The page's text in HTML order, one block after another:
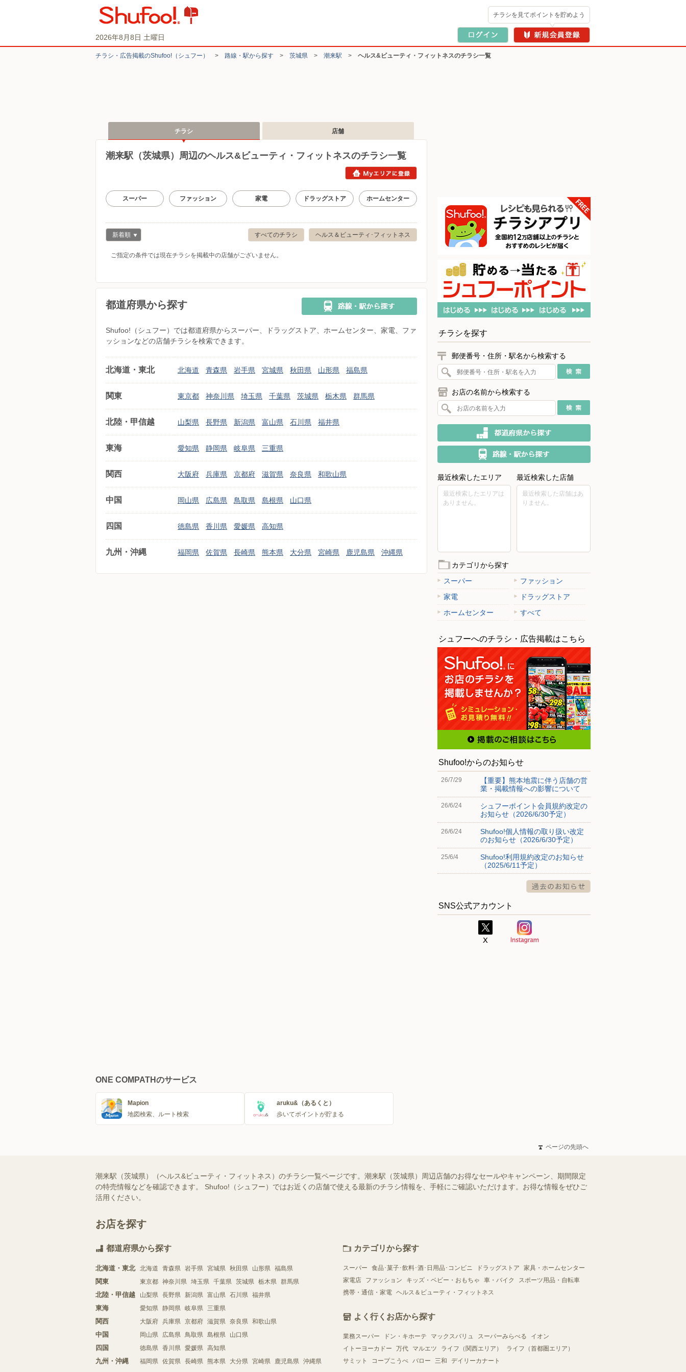
2026年8月8日 土曜日
チラシを見てポイントを貯めよう
チラシ・​広告掲載の​Shufoo!​（シュフー） > 路線・駅から探す > 茨城県 > 潮来駅 > ヘルス&ビューティ・フィットネスのチラシ一覧
チラシ 店舗
潮来駅（茨城県）周辺のヘルス&ビューティ・フィットネスのチラシ一覧
スーパー ファッション 家電 ドラッグストア ホームセンター
ヘルス＆ビューティ･フィットネス
すべてのチラシ
新着順
ご指定の条件では現在チラシを掲載中の店舗がございません。
都道府県から探す
Shufoo!（シュフー）では都道府県からスーパー、ドラッグストア、ホームセンター、家電、ファ
ッションなどの店舗チラシを検索できます。
北海道・東北 北海道 青森県 岩手県 宮城県 秋田県 山形県 福島県
関東 東京都 神奈川県 埼玉県 千葉県 茨城県 栃木県 群馬県
北陸・甲信越 山梨県 長野県 新潟県 富山県 石川県 福井県
東海 愛知県 静岡県 岐阜県 三重県
関西 大阪府 兵庫県 京都府 滋賀県 奈良県 和歌山県
中国 岡山県 広島県 鳥取県 島根県 山口県
四国 徳島県 香川県 愛媛県 高知県
九州・沖縄 福岡県 佐賀県 長崎県 熊本県 大分県 宮崎県 鹿児島県 沖縄県
チラシを探す
郵便番号・住所・駅名から検索する
お店の名前から検索する
最近検索したエリア
最近検索したエリアは
ありません。
最近検索した店舗
最近検索した店舗はあ
りません。
カテゴリから探す
スーパー
ファッション
家電
ドラッグストア
ホームセンター
すべて
シュフーへのチラシ・広告掲載はこちら
Shufoo!からのお知らせ
26/7/29
【重要】熊本地震に伴う店舗の営
業・掲載情報への影響について
26/6/24
シュフーポイント会員規約改定の
お知らせ（2026/6/30予定）
26/6/24
Shufoo!個人情報の取り扱い改定
のお知らせ（2026/6/30予定）
25/6/4
Shufoo!利用規約改定のお知らせ
（2025/6/11予定）
SNS公式アカウント
ONE COMPATHのサービス
Mapion
地図検索、ルート検索
aruku&（あるくと）
歩いてポイントが貯まる
ページの先頭へ
潮来駅（茨城県）（ヘルス&ビューティ・フィットネス）のチラシ一覧ページです。潮来駅（茨城県）周辺店舗のお得なセールやキャンペーン、期間限定
の特売情報などを確認できます。 Shufoo!（シュフー）ではお近くの店舗で使える最新のチラシ情報を、手軽にご確認いただけます。お得な情報をぜひご
活用ください。
お店を探す
都道府県から探す
北海道・東北 北海道 青森県 岩手県 宮城県 秋田県 山形県 福島県
関東 東京都 神奈川県 埼玉県 千葉県 茨城県 栃木県 群馬県
北陸・甲信越 山梨県 長野県 新潟県 富山県 石川県 福井県
東海 愛知県 静岡県 岐阜県 三重県
関西 大阪府 兵庫県 京都府 滋賀県 奈良県 和歌山県
中国 岡山県 広島県 鳥取県 島根県 山口県
四国 徳島県 香川県 愛媛県 高知県
九州・沖縄 福岡県 佐賀県 長崎県 熊本県 大分県 宮崎県 鹿児島県 沖縄県
カテゴリから探す
スーパー 食品･菓子･飲料･酒･日用品･コンビニ ドラッグストア
家具・ホームセンター
家電店
ファッション キッズ・ベビー・おもちゃ 車・バイク
スポーツ用品・自転車
携帯・通信・家電 ヘルス＆ビューティ・フィットネス
よく行くお店から探す
業務スーパー ドン・キホーテ マックスバリュ スーパーみらべる
イオン
イトーヨーカドー
万代 マルエツ ライフ（関西エリア）
ライフ（首都圏エリア）
サミット
コープこうべ バロー 三和 デイリーカナート